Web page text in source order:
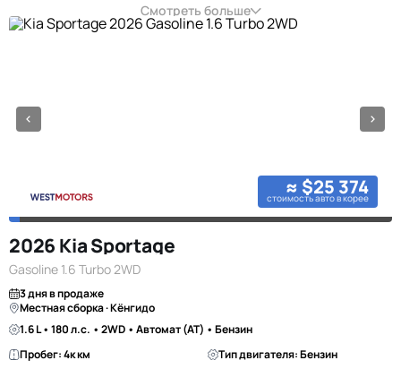
Смотреть больше
≈ $25 374
стоимость авто в корее
2026 Kia Sportage
Gasoline 1.6 Turbo 2WD
3 дня в продаже
Местная сборка · Кёнгидо
1.6 L • 180 л.с. • 2WD • Автомат (AT) • Бензин
Пробег: 4к км
Тип двигателя: Бензин